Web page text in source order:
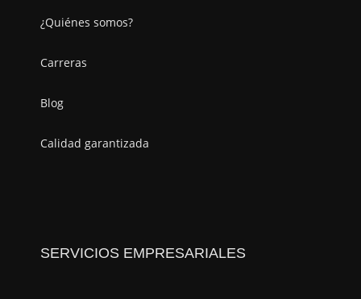
¿Quiénes somos?
Carreras
Blog
Calidad garantizada
SERVICIOS EMPRESARIALES